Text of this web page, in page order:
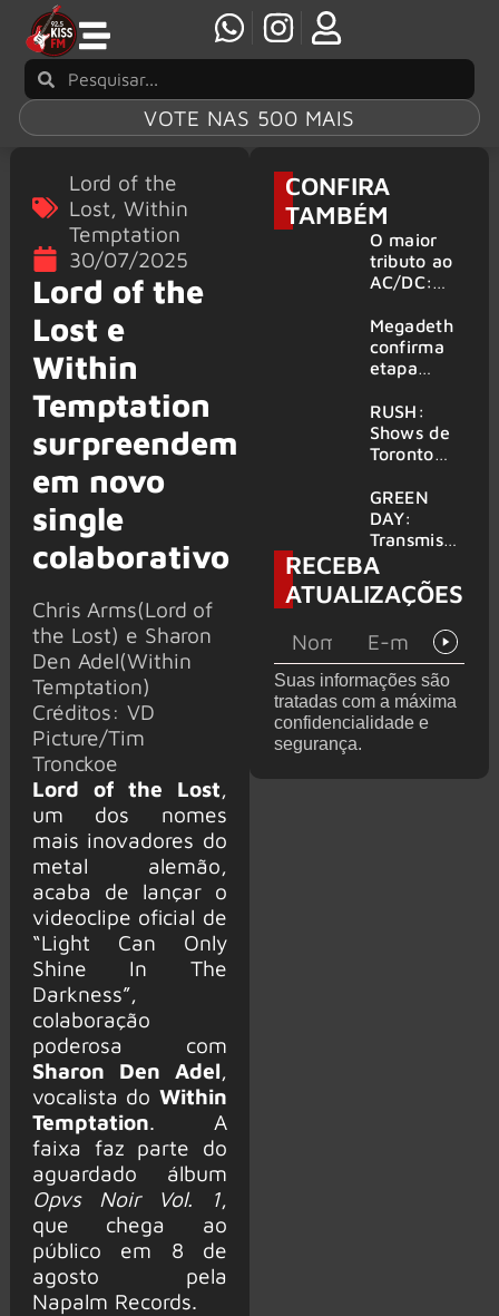
VOTE NAS 500 MAIS
Lord of the
Lost, Within
Temptation
30/07/2025
Lord of the
Lost e
Within
Temptation
surpreendem
em novo
single
colaborativo
Chris Arms(Lord of
the Lost) e Sharon
Den Adel(Within
Temptation)
Créditos: VD
Picture/Tim
Tronckoe
Lord of the Lost,
um dos nomes
mais inovadores do
metal alemão,
acaba de lançar o
videoclipe oficial de
“Light Can Only
Shine In The
Darkness”,
colaboração
poderosa com
Sharon Den Adel,
vocalista do Within
Temptation. A
faixa faz parte do
aguardado álbum
Opvs Noir Vol. 1,
que chega ao
público em 8 de
agosto pela
Napalm Records.
CONFIRA
TAMBÉM
O maior
tributo ao
AC/DC:
traz ao
Brasil um
repertório
atravessa
gerações
Megadeth
confirma
etapa
da turnê
de
despedida
RUSH:
Shows de
Toronto
filmados
para
provável
filme
GREEN
DAY:
Transmissã
o 24 horas
‘Green Day
TV’ é
YouTube
RECEBA
ATUALIZAÇÕES
Suas informações são
tratadas com a máxima
confidencialidade e
segurança.